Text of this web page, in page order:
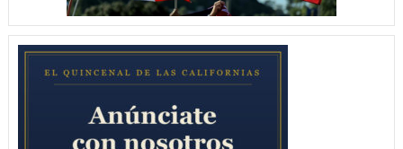
EL
FESTIVAL
CULTURAL
ENTIJUANARTE
2018